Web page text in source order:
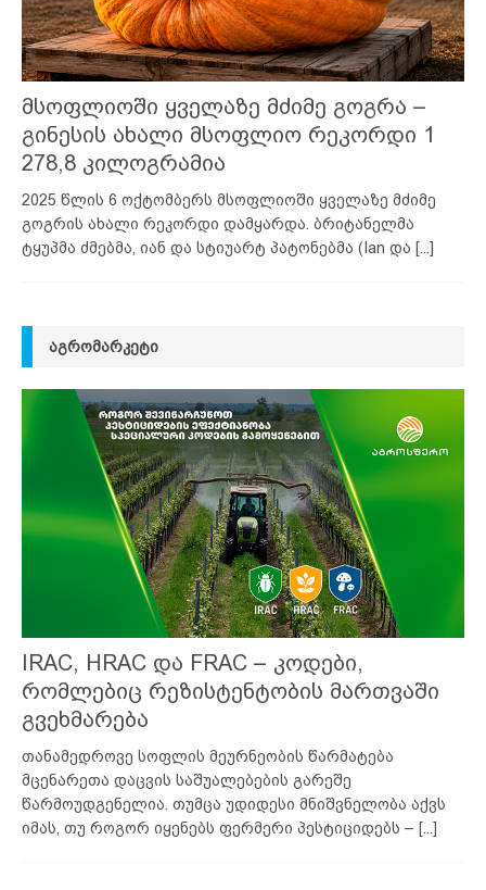
მსოფლიოში ყველაზე მძიმე გოგრა –
გინესის ახალი მსოფლიო რეკორდი 1
278,8 კილოგრამია
2025 წლის 6 ოქტომბერს მსოფლიოში ყველაზე მძიმე
გოგრის ახალი რეკორდი დამყარდა. ბრიტანელმა
ტყუპმა ძმებმა, იან და სტიუარტ პატონებმა (Ian და [...]
ᲐᲒᲠᲝᲛᲐᲠᲙᲔᲢᲘ
IRAC, HRAC და FRAC – კოდები,
რომლებიც რეზისტენტობის მართვაში
გვეხმარება
თანამედროვე სოფლის მეურნეობის წარმატება
მცენარეთა დაცვის საშუალებების გარეშე
წარმოუდგენელია. თუმცა უდიდესი მნიშვნელობა აქვს
იმას, თუ როგორ იყენებს ფერმერი პესტიციდებს – [...]